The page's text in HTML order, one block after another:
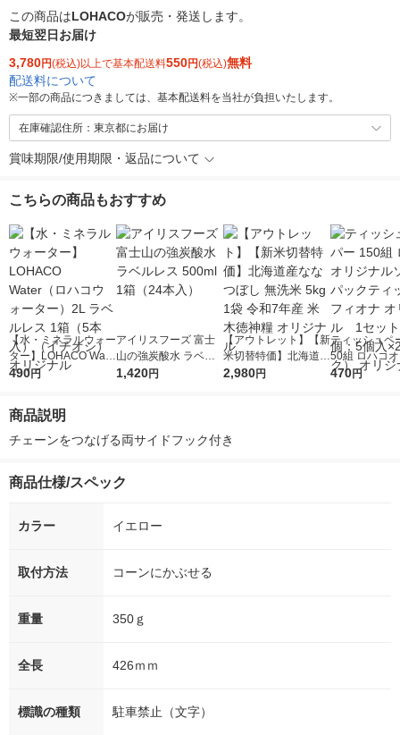
この商品はLOHACOが販売・発送します。
最短翌日お届け
3,780円(税込)以上で基本配送料550円(税込)無料
配送料について
※一部の商品につきましては、基本配送料を当社が負担いたします。
在庫確認住所：東京都にお届け
賞味期限/使用期限・返品について
こちらの商品もおすすめ
【水・ミネラルウォー
ター】LOHACO Wate
r（ロハコウォータ
シ） オリジナル
490円
アイリスフーズ 富士
山の強炭酸水 ラベル
レス 500ml 1箱（24
1,420円
【アウトレット】【新
米切替特価】北海道産
ななつぼし 無洗米 5k
2,980円
ティッシュペ
50組 ロハコ
ルソフトパッ
470円
商品説明
チェーンをつなげる両サイドフック付き
商品仕様/スペック
カラー イエロー
取付方法 コーンにかぶせる
重量 350ｇ
全長 426ｍｍ
標識の種類 駐車禁止（文字）